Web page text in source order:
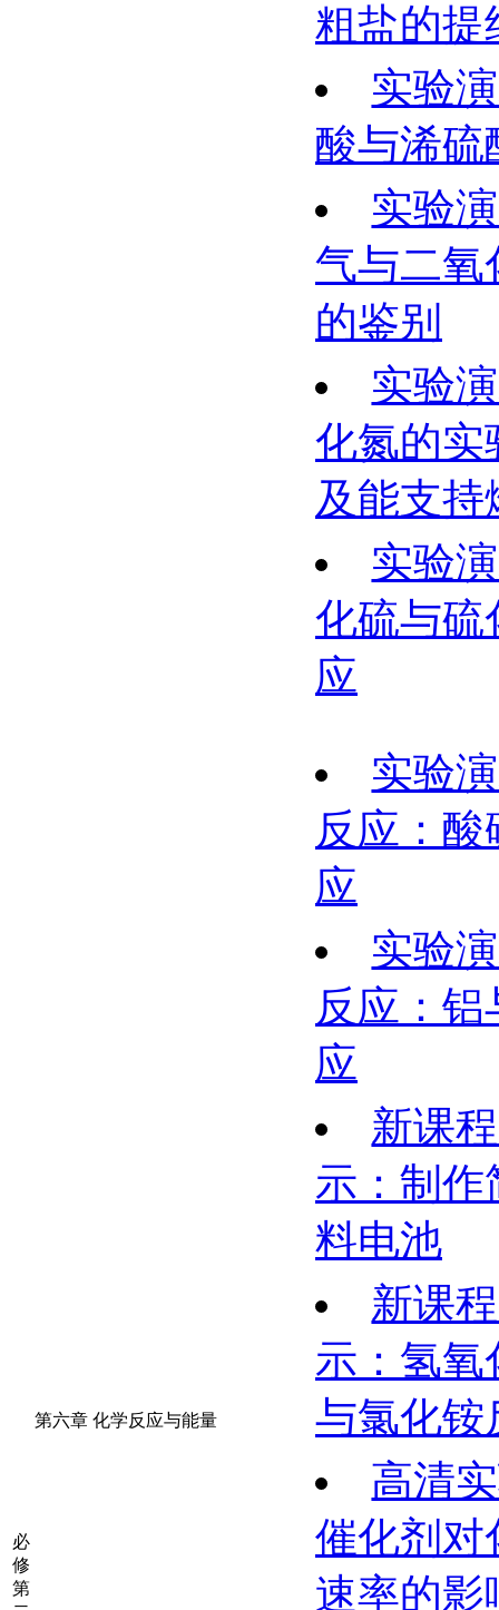
必
修
第
粗盐的提
实验
酸与浠硫
实验
气与二氧
的鉴别
实验
化氮的实
及能支持
实验
化硫与硫
应
第六章 化学反应与能量
实验
反应：
应
实验
反应：
应
新课
示：制作
料电池
新课
示：氢氧
与氯化铵
高清
催化剂对
速率的影